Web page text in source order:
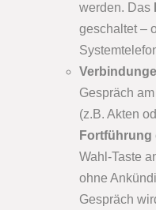
werden. Das
geschaltet –
Gespräch
(z.B. Akten
Fortführung
Wahl-Taste
ohne
Gespräch